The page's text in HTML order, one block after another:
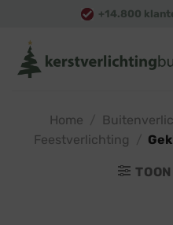
content
+14.800
Home
Feestverlichting